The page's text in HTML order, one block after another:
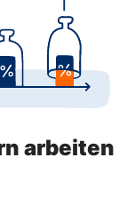
arbeiten